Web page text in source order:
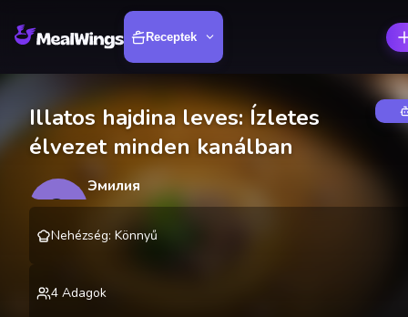
Receptek
Illatos hajdina leves: Ízletes
élvezet minden kanálban
Э
Эмилия
Nehézség: Könnyű
4 Adagok